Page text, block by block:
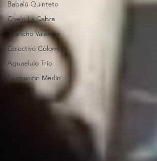
26 años cambiando
el mundo con música
Babalú Quinteto
Chelo La Cabra
Juancho Valencia
Colectivo Colombia
Aguaelulo Trío
Formación Merlín